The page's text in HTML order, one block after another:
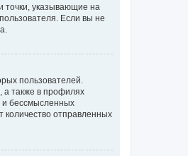
точки, указывающие на
Если вы не
пользователей.
а также в профилях
и бессмысленных
отправленных